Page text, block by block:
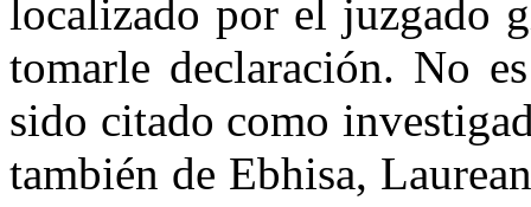
localizado por el juzgado
tomarle declaración. No
sido citado como
también de Ebhisa,